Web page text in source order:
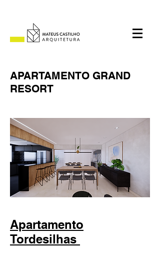
APARTAMENTO GRAND
RESORT
Apartamento
Tordesilhas